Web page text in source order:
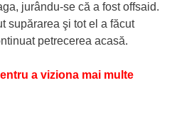
jurându-se că a fost offsaid.
supărarea şi tot el a făcut
petrecerea acasă.
a viziona mai multe